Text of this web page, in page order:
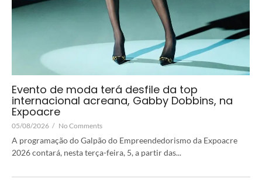
Evento de moda terá desfile da top
internacional acreana, Gabby Dobbins, na
Expoacre
05/08/2026 / No Comments
A programação do Galpão do Empreendedorismo da Expoacre
2026 contará, nesta terça-feira, 5, a partir das...